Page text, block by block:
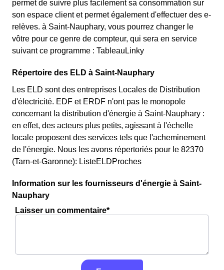
permet de suivre plus facilement sa consommation sur
son espace client et permet également d'effectuer des e-
relèves. à Saint-Nauphary, vous pourrez changer le
vôtre pour ce genre de compteur, qui sera en service
suivant ce programme : TableauLinky
Répertoire des ELD à Saint-Nauphary
Les ELD sont des entreprises Locales de Distribution
d'électricité. EDF et ERDF n'ont pas le monopole
concernant la distribution d'énergie à Saint-Nauphary :
en effet, des acteurs plus petits, agissant à l'échelle
locale proposent des services tels que l'acheminement
de l'énergie. Nous les avons répertoriés pour le 82370
(Tarn-et-Garonne): ListeELDProches
Information sur les fournisseurs d'énergie à Saint-
Nauphary
Laisser un commentaire*